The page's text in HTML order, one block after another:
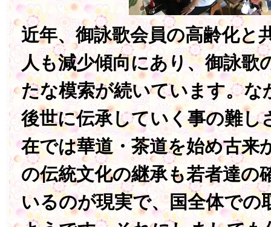
近年、御詠歌会員の高齢化と
人も減少傾向にあり、御詠歌
たな模索が続いています。な
後世に伝承していく事の難し
在では華道・茶道を始め古来
の伝統文化の継承も若者達の
いるのが現実で、国全体での